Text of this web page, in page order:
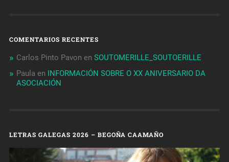
COMENTARIOS RECENTES
Carlos Pinto Pavon en SOUTOMERILLE_SOUTOERILLE
Paula en INFORMACIÓN SOBRE O XX ANIVERSARIO DA
ASOCIACIÓN
LETRAS GALEGAS 2026 – BEGOÑA CAAMAÑO